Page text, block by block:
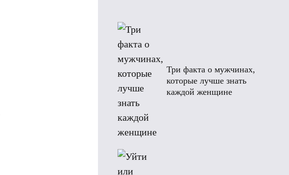
Три факта о мужчинах,
которые лучше знать
каждой женщине